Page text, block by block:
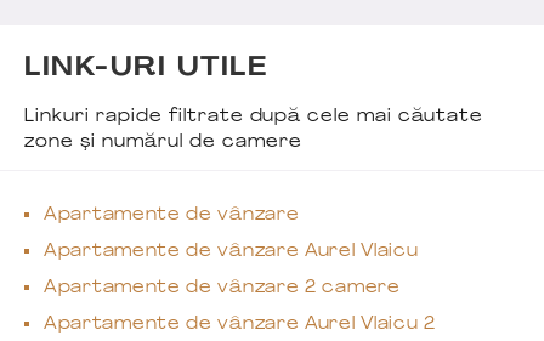
LINK-URI UTILE
Linkuri rapide filtrate după cele mai căutate
zone și numărul de camere
Apartamente de vânzare
Apartamente de vânzare Aurel Vlaicu
Apartamente de vânzare 2 camere
Apartamente de vânzare Aurel Vlaicu 2